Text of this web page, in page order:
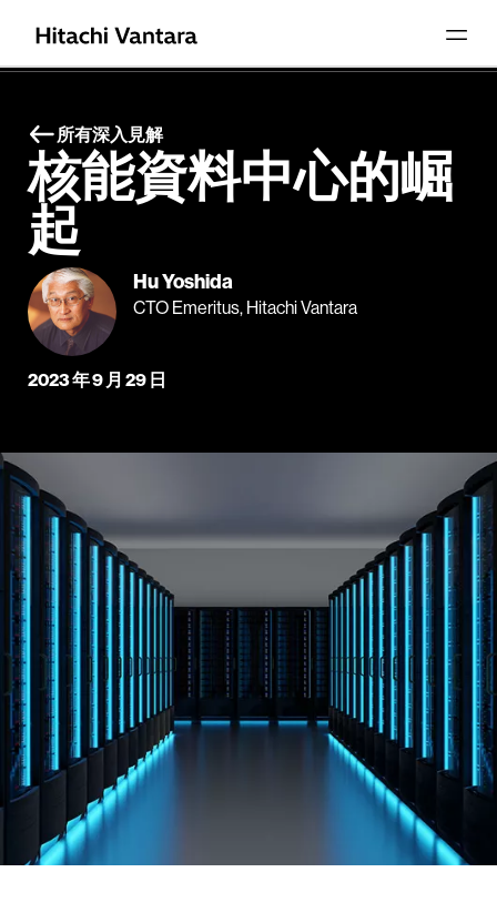
所有深入見解
核能資料中心的崛
起
Hu Yoshida
CTO Emeritus, Hitachi Vantara
2023 年 9 月 29 日